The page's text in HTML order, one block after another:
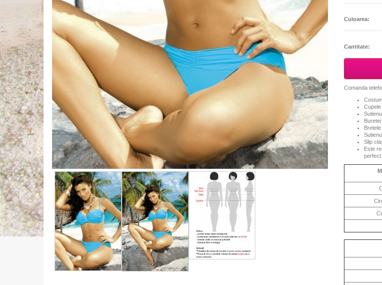
Culoarea:
Cantitate:
Comanda
Slip
Este
perfect